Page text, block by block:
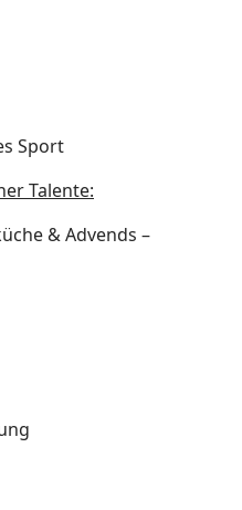
Sport
Talente:
& Advends –